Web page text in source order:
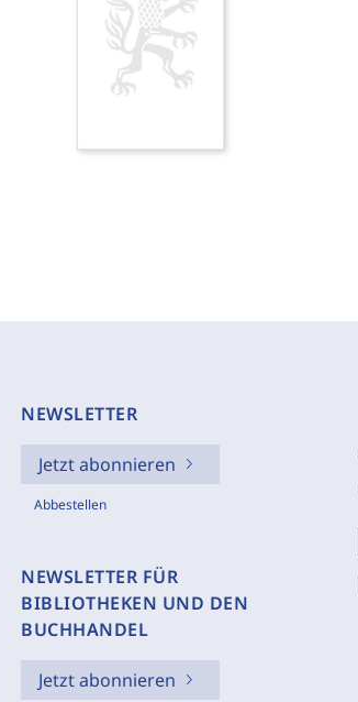
NEWSLETTER
Jetzt abonnieren
Abbestellen
NEWSLETTER FÜR
BIBLIOTHEKEN UND DEN
BUCHHANDEL
Jetzt abonnieren